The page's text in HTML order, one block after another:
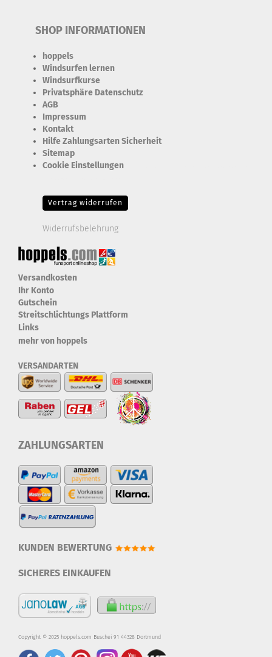
SHOP INFORMATIONEN
hoppels
Windsurfen lernen
Windsurfkurse
Privatsphäre Datenschutz
AGB
Impressum
Kontakt
Hilfe Zahlungsarten Sicherheit
Sitemap
Cookie Einstellungen
Vertrag widerrufen
Widerrufsbelehrung
Versandkosten
Ihr Konto
Gutschein
Streitschlichtungs Plattform
Links
mehr von hoppels
VERSANDARTEN
ZAHLUNGSARTEN
KUNDEN BEWERTUNG
SICHERES EINKAUFEN
Copyright © 2025 hoppels.com Buschei 91 44328 Dortmund